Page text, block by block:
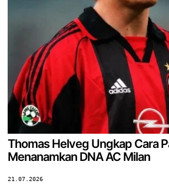
Thomas Helveg Ungkap Cara
Menanamkan DNA AC Milan
21.07.2026